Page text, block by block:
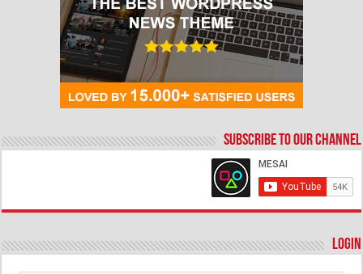
Subscribe to our Channel
Login